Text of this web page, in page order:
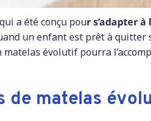
a été conçu pour s’adapter
un enfant est prêt à
évolutif pourra
de matelas